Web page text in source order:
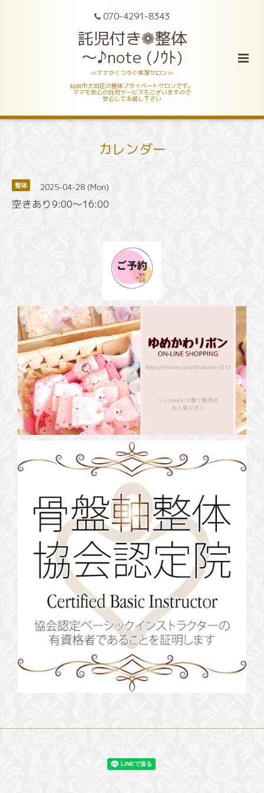
070-4291-8343
託児付き❁整体
～♪note (ﾉｳﾄ)
≪ママがくつろぐ実家サロン≫
仙台市太白区の整体プライベートサロンです。
ママも安心の託児サービスもございますので
安心してお越し下さい
カレンダー
整体 2025-04-28 (Mon)
空きあり9:00～16:00